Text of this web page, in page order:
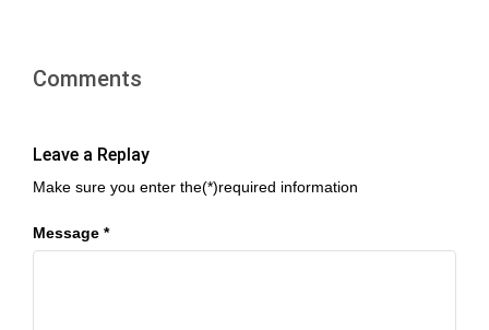
Comments
Leave a Replay
Make sure you enter the(*)required information
Message *